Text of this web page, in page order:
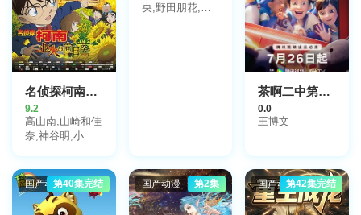
名侦探柯南日语
9.2
高山南,山崎和佳
奈,神谷明,小山
幸,岛本须美,绪
方贤一,堀川亮,
松井菜樱子,宫村
央,野田朋花,黑
茶啊二中第六季
0.0
王博文
国产动漫第40集完结 国产动漫 第2集 国产动漫第42集完结